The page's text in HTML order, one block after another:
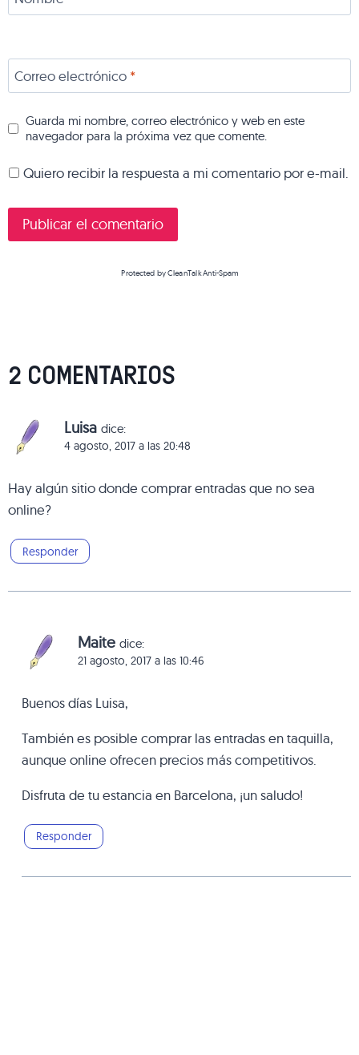
Correo electrónico *
Guarda mi nombre, correo electrónico y web en este
navegador para la próxima vez que comente.
Quiero recibir la respuesta a mi comentario por e-mail.
Protected byCleanTalk Anti-Spam
2 COMENTARIOS
Luisa dice:
4 agosto, 2017 a las 20:48
Hay algún sitio donde comprar entradas que no sea
online?
Responder
Maite dice:
21 agosto, 2017 a las 10:46
Buenos días Luisa,
También es posible comprar las entradas en taquilla,
aunque online ofrecen precios más competitivos.
Disfruta de tu estancia en Barcelona, ¡un saludo!
Responder